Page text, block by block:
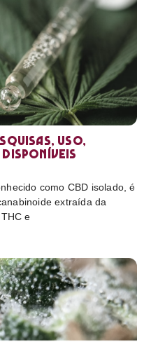
uso,
como CBD isolado, é
extraída da
e